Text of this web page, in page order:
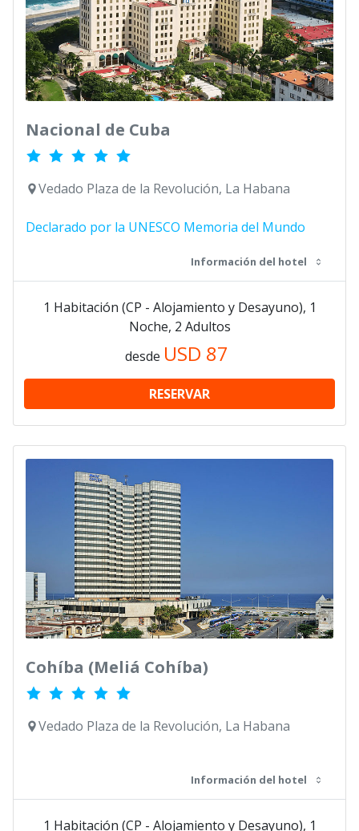
Nacional de Cuba
Vedado Plaza de la Revolución, La Habana
Declarado por la UNESCO Memoria del Mundo
Información del hotel
1 Habitación (CP - Alojamiento y Desayuno), 1
Noche, 2 Adultos
desde USD 87
RESERVAR
Cohíba (Meliá Cohíba)
Vedado Plaza de la Revolución, La Habana
Información del hotel
1 Habitación (CP - Alojamiento y Desayuno), 1